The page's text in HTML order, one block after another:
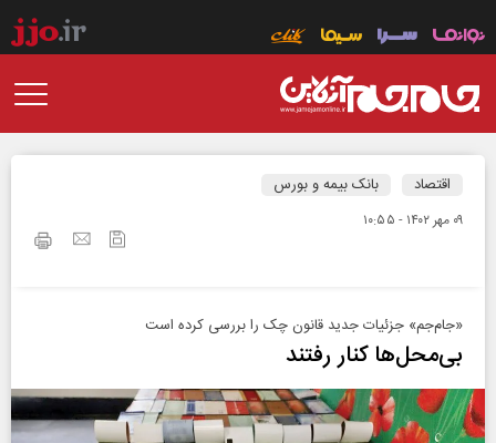
اقتصاد بانک بیمه و بورس
۰۹ مهر ۱۴۰۲ - ۱۰:۵۵
«جام‌جم» جزئیات جدید قانون چک را بررسی کرده است
بی‌محل‌ها کنار رفتند